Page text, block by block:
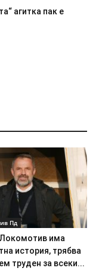
агитка пак е
Пд
има
история, трябва
труден за всеки...